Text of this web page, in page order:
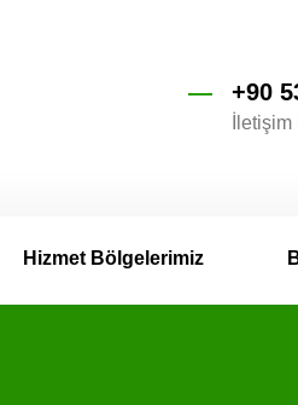
+90
Hizmet Bölgelerimiz